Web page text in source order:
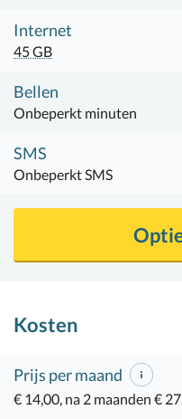
Internet
45 GB
Bellen
Onbeperkt minuten
SMS
Onbeperkt SMS
Kosten
Prijs per maand
€ 14,00, na 2 maanden €